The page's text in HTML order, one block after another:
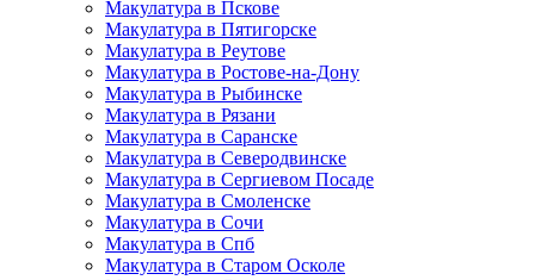
Макулатура в Пскове
Макулатура в Пятигорске
Макулатура в Реутове
Макулатура в Ростове-на-Дону
Макулатура в Рыбинске
Макулатура в Рязани
Макулатура в Саранске
Макулатура в Северодвинске
Макулатура в Сергиевом Посаде
Макулатура в Смоленске
Макулатура в Сочи
Макулатура в Спб
Макулатура в Старом Осколе